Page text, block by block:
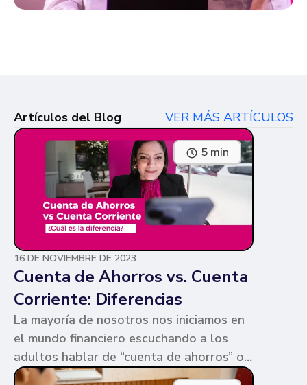
Artículos del Blog VER MÁS ARTÍCULOS
5 min
16 DE NOVIEMBRE DE 2023
Cuenta de Ahorros vs. Cuenta
Corriente: Diferencias
La mayoría de nosotros nos iniciamos en
el mundo financiero escuchando a los
adultos hablar de “cuenta de ahorros” o
“cuenta corriente”. Ambas cuentas